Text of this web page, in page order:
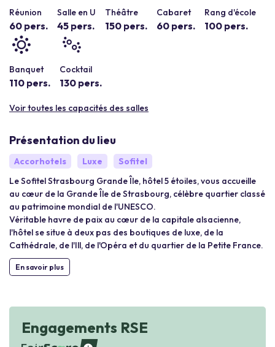
Réunion
60 pers.
Salle en U
45 pers.
Théâtre
150 pers.
Cabaret
60 pers.
Rang d'école
100 pers.
Banquet
110 pers.
Cocktail
130 pers.
Voir toutes les capacités des salles
Présentation du lieu
Accorhotels Luxe
Sofitel
Le Sofitel Strasbourg Grande Île, hôtel 5 étoiles, vous accueille
au cœur de la Grande Île de Strasbourg, célèbre quartier classé
au patrimoine mondial de l'UNESCO.
Véritable havre de paix au cœur de la capitale alsacienne,
l'hôtel se situe à deux pas des boutiques de luxe, de la
Cathédrale, de l'Ill, de l'Opéra et du quartier de la Petite France.
En savoir plus
Engagements RSE